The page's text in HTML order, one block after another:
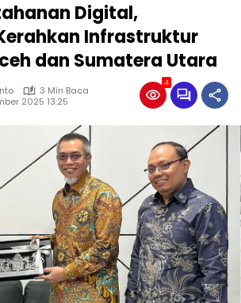
Digital,
Infrastruktur
dan Sumatera Utara
3 Min Baca
2025 13:25
4